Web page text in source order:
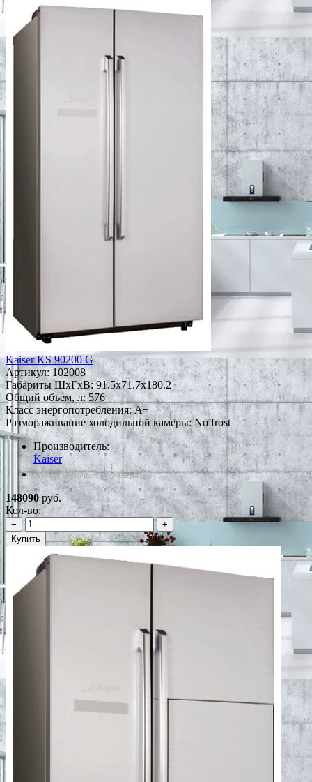
Kaiser KS 90200 G
Артикул:102008
Габариты ШxГxВ: 91.5x71.7x180.2
Общий объем, л: 576
Класс энергопотребления: A+
Размораживание холодильной камеры: No frost
Производитель:
Kaiser
*Наличие уточняйте у менеджера
148090руб.
Кол-во:
−
+
Купить